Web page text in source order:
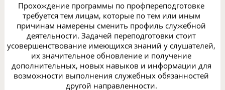
Прохождение программы по профпереподготовке
требуется тем лицам, которые по тем или иным
причинам намерены сменить профиль служебной
деятельности. Задачей переподготовки стоит
усовершенствование имеющихся знаний у слушателей,
их значительное обновление и получение
дополнительных, новых навыков и информации для
возможности выполнения служебных обязанностей
другой направленности.